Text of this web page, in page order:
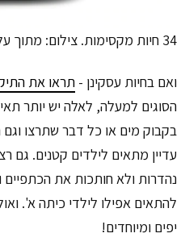
34 חיות מקסימות. צילום: מתוך עלי אקספרס
ואם בחיות עסקינן - תראו את
הסוגים למעלה, לאלה יש יותר
בקבוק מים או כל דבר שתרצו וגם
עדיין מתאים לילדים קטנים. גם
נהדרות ולא חותכות את הכתפיים
להתאים אפילו לילדי כיתה א'.
יפים ומיוחדים!